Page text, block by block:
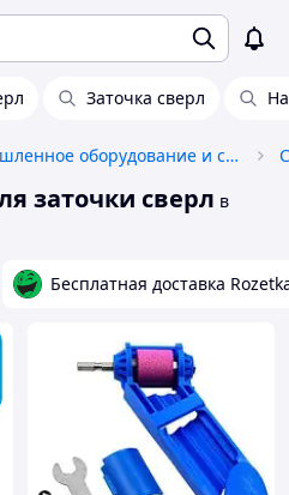
Заточка сверл
Промышленное оборудование и станки
заточки сверл в
Бесплатная доставка